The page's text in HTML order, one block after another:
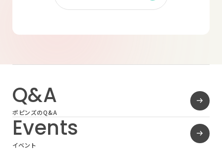
Q&A
ポピンズのQ&A
Events
イベント